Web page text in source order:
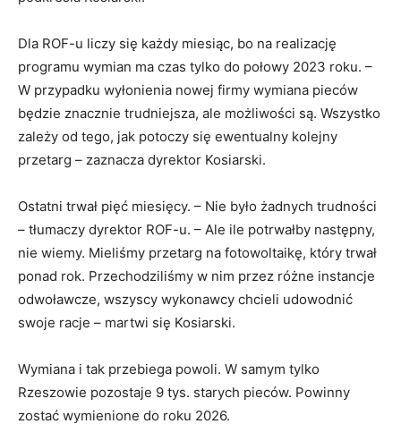
Dla ROF-u liczy się każdy miesiąc, bo na realizację
programu wymian ma czas tylko do połowy 2023 roku. –
W przypadku wyłonienia nowej firmy wymiana pieców
będzie znacznie trudniejsza, ale możliwości są. Wszystko
zależy od tego, jak potoczy się ewentualny kolejny
przetarg – zaznacza dyrektor Kosiarski.
Ostatni trwał pięć miesięcy. – Nie było żadnych trudności
– tłumaczy dyrektor ROF-u. – Ale ile potrwałby następny,
nie wiemy. Mieliśmy przetarg na fotowoltaikę, który trwał
ponad rok. Przechodziliśmy w nim przez różne instancje
odwoławcze, wszyscy wykonawcy chcieli udowodnić
swoje racje – martwi się Kosiarski.
Wymiana i tak przebiega powoli. W samym tylko
Rzeszowie pozostaje 9 tys. starych pieców. Powinny
zostać wymienione do roku 2026.